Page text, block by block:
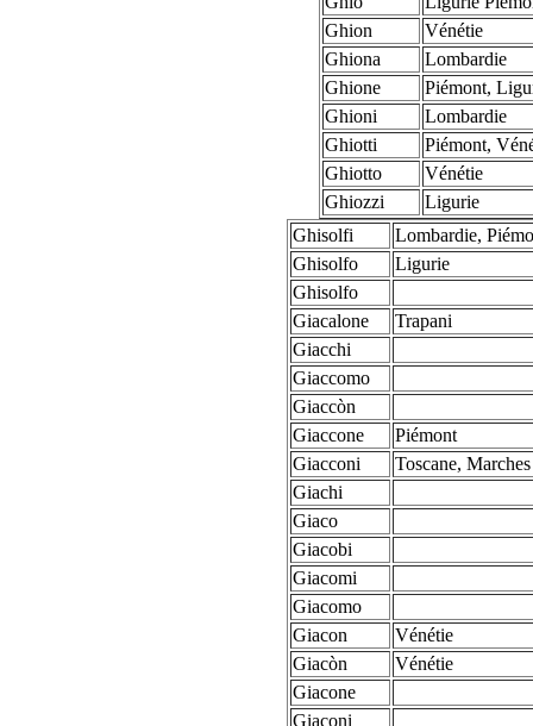
Ghion
Vénétie
Ghiona
Lombardie
Ghione
Piémont,
Ghioni
Lombardie
Ghiotti
Piémont,
Ghiotto
Vénétie
Ghiozzi
Ligurie
Ghisolfi
Lombardie,
Ghisolfo
Ligurie
Ghisolfo
Giacalone
Trapani
Giacchi
Giaccomo
Giaccòn
Giaccone
Piémont
Giacconi
Toscane, Marches
Giachi
Giaco
Giacobi
Giacomi
Giacomo
Giacon
Vénétie
Giacòn
Vénétie
Giacone
Giaconi